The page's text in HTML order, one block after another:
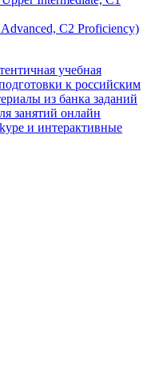
C2 Proficiency)
учебная
к российским
из банка заданий
занятий онлайн
и интерактивные